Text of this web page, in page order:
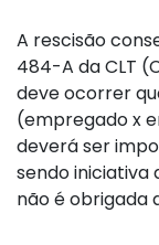
A rescisão
484-A da CLT
deve ocorrer
(empregado x
deverá ser
sendo
não é obrigada